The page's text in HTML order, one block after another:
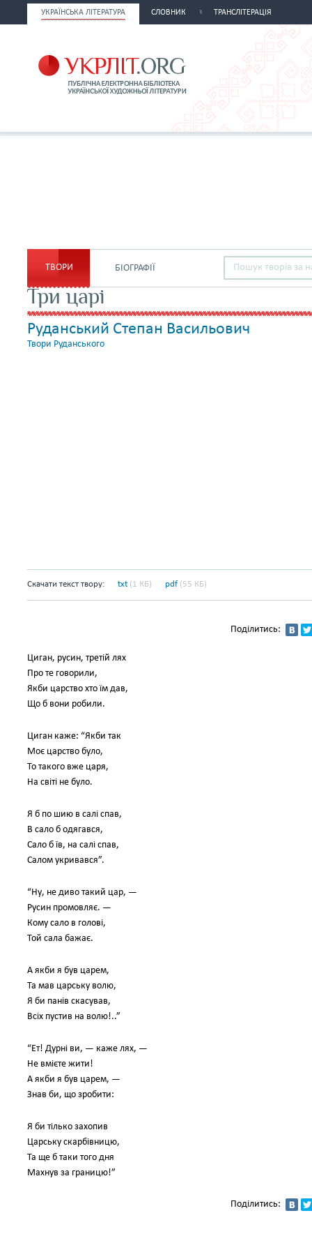
УКРАЇНСЬКА ЛІТЕРАТУРА СЛОВНИК ТРАНСЛІТЕРАЦІЯ
ТВОРИ БІОГРАФІЇ
Три царі
Руданський Степан Васильович
Твори Руданського
Скачати текст твору: txt (1 КБ) pdf (55 КБ)
Поділитись:
Циган, русин, третій лях
Про те говорили,
Якби царство хто їм дав,
Що б вони робили.
Циган каже: “Якби так
Моє царство було,
То такого вже царя,
На світі не було.
Я б по шию в салі спав,
В сало б одягався,
Сало б їв, на салі спав,
Салом укривався”.
“Ну, не диво такий цар, —
Русин промовляє. —
Кому сало в голові,
Той сала бажає.
А якби я був царем,
Та мав царську волю,
Я би панів скасував,
Всіх пустив на волю!..”
“Ет! Дурні ви, — каже лях, —
Не вмієте жити!
А якби я був царем, —
Знав би, що зробити:
Я би тілько захопив
Царську скарбівницю,
Та ще б таки того дня
Махнув за границю!”
Поділитись: